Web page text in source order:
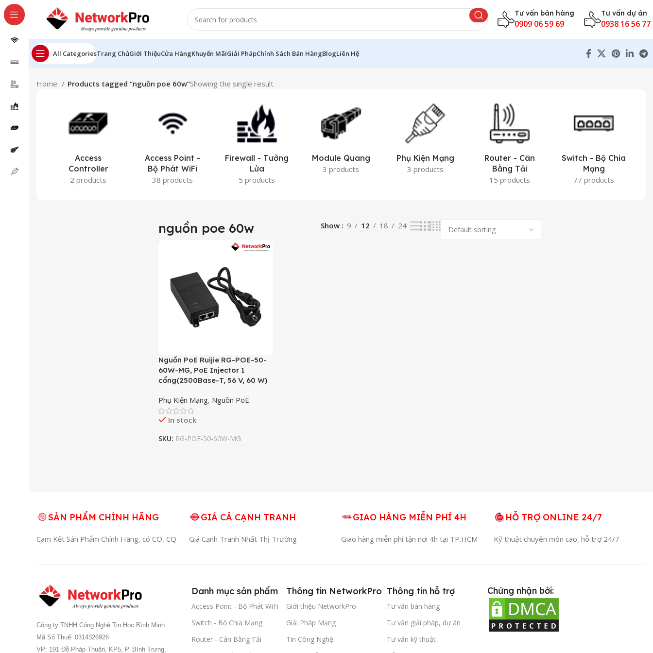
Tư vấn bán hàng
0909 06 59 69
Tư vấn dự án
0938 16 56 77
All CategoriesTrang ChủGiới ThiệuCửa HàngKhuyến MãiGiải PhápChính Sách Bán HàngBlogLiên Hệ
Home Products tagged “nguồn poe 60w”Showing the single result
Access
Controller
2 products
Access Point -
Bộ Phát WiFi
38 products
Firewall - Tưởng
Lửa
5 products
Module Quang
3 products
Phụ Kiện Mạng
3 products
Router - Cân
Bằng Tải
15 products
Switch - Bộ Chia
Mạng
77 products
nguồn poe 60w Show 9 12 18 24
Nguồn PoE Ruijie RG-POE-50-
60W-MG, PoE Injector 1
cổng(2500Base-T, 56 V, 60 W)
Phụ Kiện Mạng, Nguồn PoE
In stock
SKU: RG-POE-50-60W-MG
SẢN PHẨM CHÍNH HÃNG
Cam Kết Sản Phẩm Chính Hãng, có CO, CQ
GIÁ CẢ CẠNH TRANH
Giá Cạnh Tranh Nhất Thị Trường
GIAO HÀNG MIỄN PHÍ 4H
Giao hàng miễn phí tận nơi 4h tại TP.HCM
HỖ TRỢ ONLINE 24/7
Kỹ thuật chuyên môn cao, hỗ trợ 24/7
Công ty TNHH Công Nghệ Tin Học Bình Minh
Mã Số Thuế: 0314326926
VP: 191 Đỗ Pháp Thuận, KP5, P. Bình Trưng,
Danh mục sản phẩm
Access Point - Bộ Phát WiFi
Switch - Bộ Chia Mạng
Router - Cân Bằng Tải
Thông tin NetworkPro
Giới thiệu NetworkPro
Giải Pháp Mạng
Tin Công Nghệ
Thông tin hỗ trợ
Tư vấn bán hàng
Tư vấn giải pháp, dự án
Tư vấn kỹ thuật
Chứng nhận bởi: